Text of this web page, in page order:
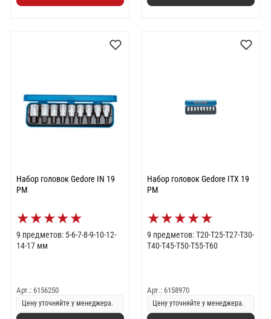
Набор головок Gedore IN 19
PM
★★★★★
9 предметов: 5-6-7-8-9-10-12-
14-17 мм
Арт.: 6156250
Цену уточняйте у менеджера.
Набор головок Gedore ITX 19
PM
★★★★★
9 предметов: T20-T25-T27-T30-
T40-T45-T50-T55-T60
Арт.: 6158970
Цену уточняйте у менеджера.